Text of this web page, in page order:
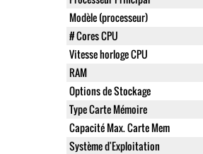
Modèle (processeur)
# Cores CPU
Vitesse horloge CPU
RAM
Options de Stockage
Type Carte Mémoire
Capacité Max. Carte Mem
Système d'Exploitation